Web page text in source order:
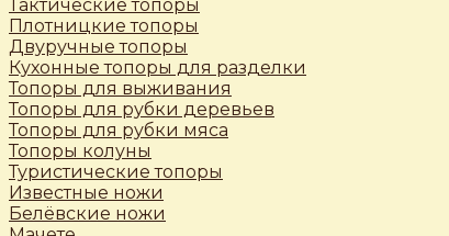
Тактические топоры
Плотницкие топоры
Двуручные топоры
Кухонные топоры для разделки
Топоры для выживания
Топоры для рубки деревьев
Топоры для рубки мяса
Топоры колуны
Туристические топоры
Известные ножи
Белёвские ножи